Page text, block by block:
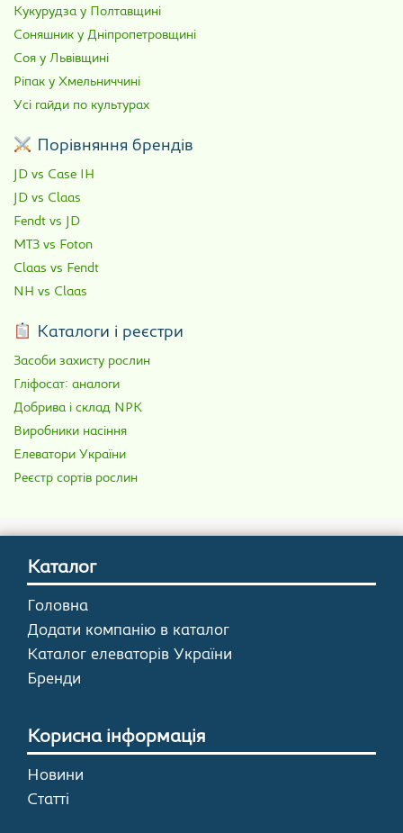
Кукурудза у Полтавщині
Соняшник у Дніпропетровщині
Соя у Львівщині
Ріпак у Хмельниччині
Усі гайди по культурах
Порівняння брендів
JD vs Case IH
JD vs Claas
Fendt vs JD
МТЗ vs Foton
Claas vs Fendt
NH vs Claas
Каталоги і реєстри
Засоби захисту рослин
Гліфосат: аналоги
Добрива і склад NPK
Виробники насіння
Елеватори України
Реєстр сортів рослин
Каталог
Головна
Додати компанію в каталог
Каталог елеваторів України
Бренди
Корисна інформація
Новини
Статті